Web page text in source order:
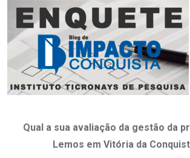
Qual a sua avaliação da gestão da
Lemos em Vitória da